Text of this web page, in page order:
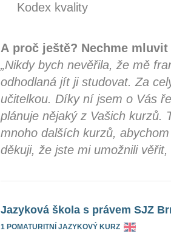
Kodex kvality
A proč ještě? Nechme
„Nikdy bych nevěřila, že mě
odhodlaná jít ji studovat. Za
učitelkou. Díky ní jsem o Vás
plánuje nějaký z Vašich kurzů.
mnoho dalších kurzů,
děkuji, že jste mi umožnili
Jazyková škola s právem SJZ
1 POMATURITNÍ JAZYKOVÝ KURZ